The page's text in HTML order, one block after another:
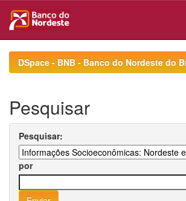
navigationDSpace - BNB - Banco do Nordeste do
Pesquisar
Pesquisar:
por